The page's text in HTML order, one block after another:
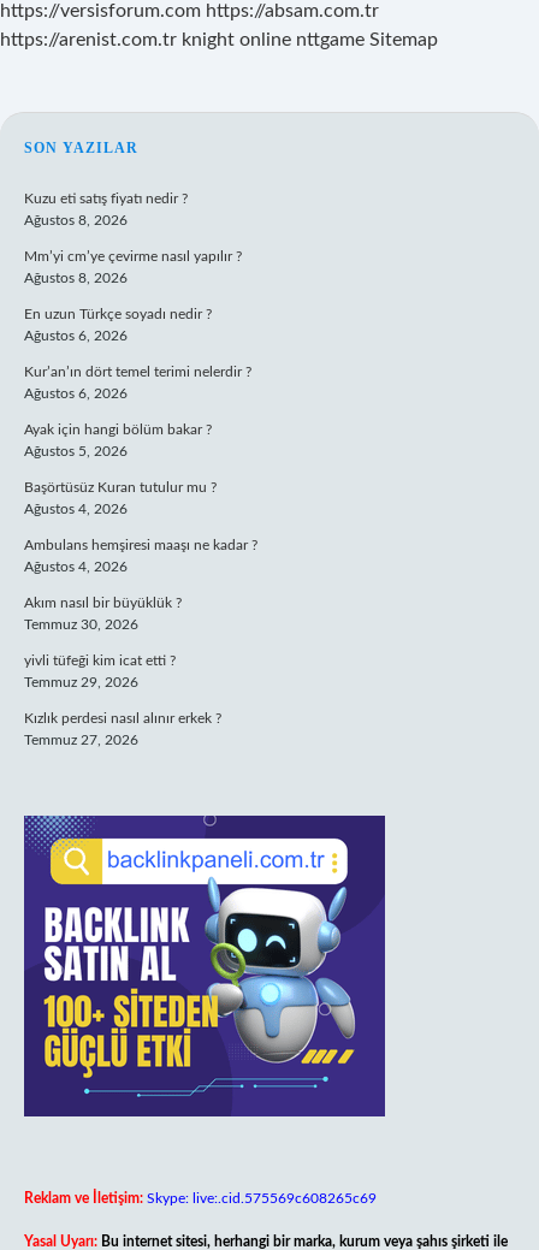
https://versisforum.com https://absam.com.tr
https://arenist.com.tr knight online nttgame Sitemap
SIDEBAR
SON YAZILAR
Kuzu eti satış fiyatı nedir ?
Ağustos 8, 2026
Mm’yi cm’ye çevirme nasıl yapılır ?
Ağustos 8, 2026
En uzun Türkçe soyadı nedir ?
Ağustos 6, 2026
Kur’an’ın dört temel terimi nelerdir ?
Ağustos 6, 2026
Ayak için hangi bölüm bakar ?
Ağustos 5, 2026
Başörtüsüz Kuran tutulur mu ?
Ağustos 4, 2026
Ambulans hemşiresi maaşı ne kadar ?
Ağustos 4, 2026
Akım nasıl bir büyüklük ?
Temmuz 30, 2026
yivli tüfeği kim icat etti ?
Temmuz 29, 2026
Kızlık perdesi nasıl alınır erkek ?
Temmuz 27, 2026
Reklam ve İletişim: Skype: live:.cid.575569c608265c69
Yasal Uyarı: Bu internet sitesi, herhangi bir marka, kurum veya şahıs şirketi ile